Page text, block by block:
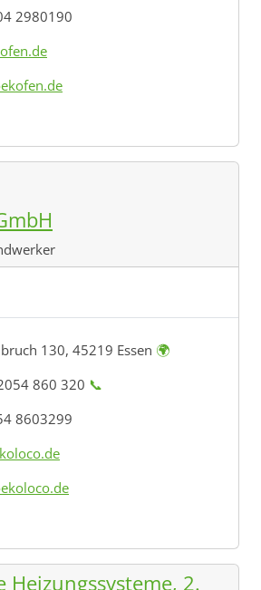
2980190
130, 45219 Essen 🌍
860 320 📞
8603299
Heizungssysteme, 2.